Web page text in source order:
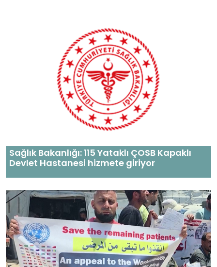
Sağlık Bakanlığı: 115 Yataklı ÇOSB Kapaklı
Devlet Hastanesi hizmete giriyor